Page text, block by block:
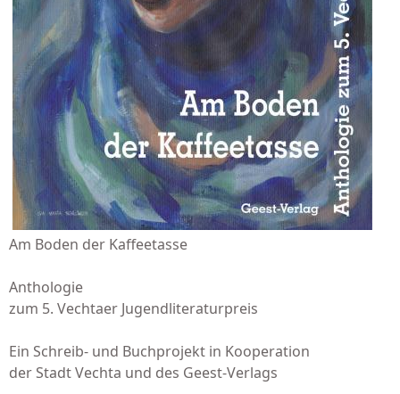
Am Boden der Kaffeetasse
Anthologie
zum 5. Vechtaer Jugendliteraturpreis
Ein Schreib- und Buchprojekt in Kooperation
der Stadt Vechta und des Geest-Verlags